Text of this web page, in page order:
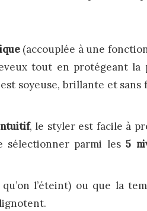
(accouplée à une
tout en protégeant la
soyeuse, brillante et sans
, le styler est facile à
sélectionner parmi les5
l’éteint) ou que la